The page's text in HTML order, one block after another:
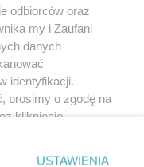
odbiorców oraz
my i Zaufani
danych
identyfikacji.
prosimy o zgodę na
kliknięcie
prywatności
USTAWIENIA